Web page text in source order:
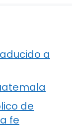
a
de
fe